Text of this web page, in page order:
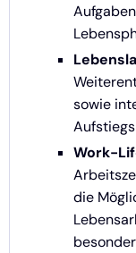
sowie
Work-
die